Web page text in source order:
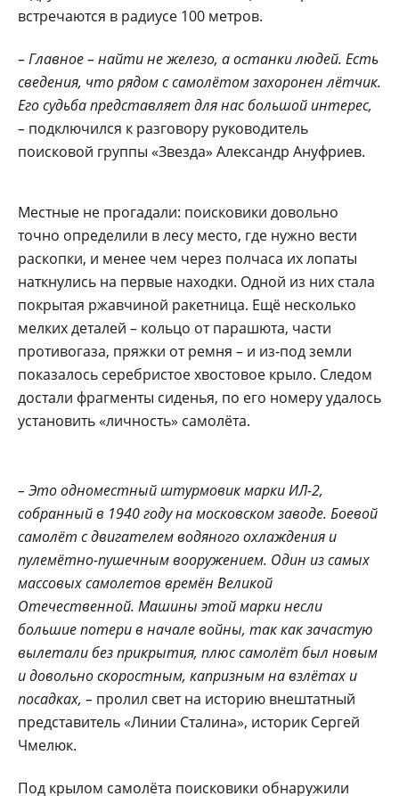
встречаются в радиусе 100 метров.
– Главное – найти не железо, а останки людей. Есть
сведения, что рядом с самолётом захоронен лётчик.
Его судьба представляет для нас большой интерес,
– подключился к разговору руководитель
поисковой группы «Звезда» Александр Ануфриев.
Местные не прогадали: поисковики довольно
точно определили в лесу место, где нужно вести
раскопки, и менее чем через полчаса их лопаты
наткнулись на первые находки. Одной из них стала
покрытая ржавчиной ракетница. Ещё несколько
мелких деталей – кольцо от парашюта, части
противогаза, пряжки от ремня – и из-под земли
показалось серебристое хвостовое крыло. Следом
достали фрагменты сиденья, по его номеру удалось
установить «личность» самолёта.
– Это одноместный штурмовик марки ИЛ-2,
собранный в 1940 году на московском заводе. Боевой
самолёт с двигателем водяного охлаждения и
пулемётно-пушечным вооружением. Один из самых
массовых самолетов времён Великой
Отечественной. Машины этой марки несли
большие потери в начале войны, так как зачастую
вылетали без прикрытия, плюс самолёт был новым
и довольно скоростным, капризным на взлётах и
посадках, – пролил свет на историю внештатный
представитель «Линии Сталина», историк Сергей
Чмелюк.
Под крылом самолёта поисковики обнаружили